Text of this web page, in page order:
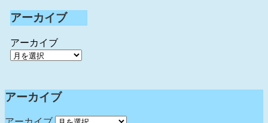
アーカイブ
アーカイブ
アーカイブ